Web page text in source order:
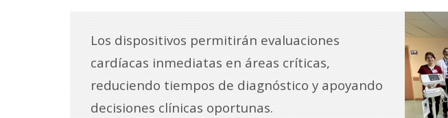
Los dispositivos permitirán evaluaciones
cardíacas inmediatas en áreas críticas,
reduciendo tiempos de diagnóstico y apoyando
decisiones clínicas oportunas.